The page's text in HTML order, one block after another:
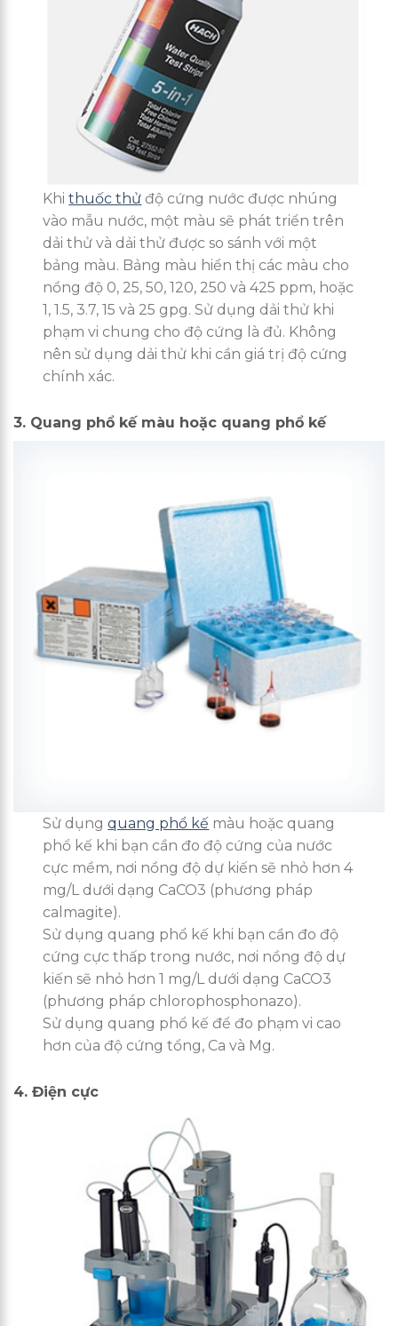
Khithuốc thử độ cứng nước được nhúng
vào mẫu nước, một màu sẽ phát triển trên
dải thử và dải thử được so sánh với một
bảng màu. Bảng màu hiển thị các màu cho
nồng độ 0, 25, 50, 120, 250 và 425 ppm, hoặc
1, 1.5, 3.7, 15 và 25 gpg. Sử dụng dải thử khi
phạm vi chung cho độ cứng là đủ. Không
nên sử dụng dải thử khi cần giá trị độ cứng
chính xác.
3. Quang phổ kế màu hoặc quang phổ kế
Sử dụngquang phổ kế màu hoặc quang
phổ kế khi bạn cần đo độ cứng của nước
cực mềm, nơi nồng độ dự kiến sẽ nhỏ hơn 4
mg/L dưới dạng CaCO3 (phương pháp
calmagite).
Sử dụng quang phổ kế khi bạn cần đo độ
cứng cực thấp trong nước, nơi nồng độ dự
kiến sẽ nhỏ hơn 1 mg/L dưới dạng CaCO3
(phương pháp chlorophosphonazo).
Sử dụng quang phổ kế để đo phạm vi cao
hơn của độ cứng tổng, Ca và Mg.
4. Điện cực